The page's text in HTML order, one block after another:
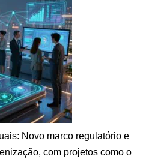
Novo marco regulatório e
com projetos como o